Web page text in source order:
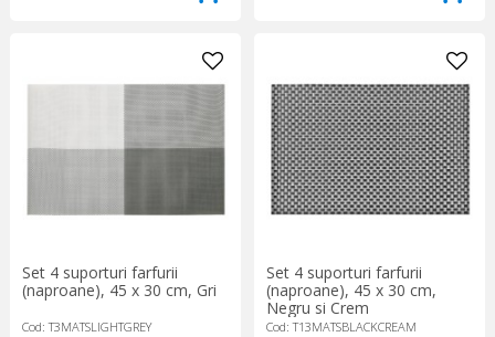
Set 4 suporturi farfurii
(naproane), 45 x 30 cm, Gri
Cod: T3MATSLIGHTGREY
Set 4 suporturi farfurii
(naproane), 45 x 30 cm,
Negru si Crem
Cod: T13MATSBLACKCREAM